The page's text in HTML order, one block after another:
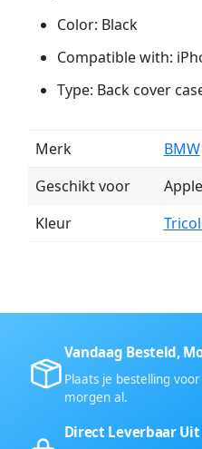
Color: Black
Compatible with:
Type: Back cover
Merk
BMW
Geschikt voor
Kleur
Vandaag Besteld,
Plaats je bestelling
morgen al.
Direct Leverbaar Uit